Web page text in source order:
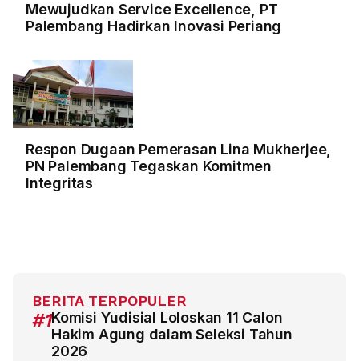
Mewujudkan Service Excellence, PT
Palembang Hadirkan Inovasi Periang
Respon Dugaan Pemerasan Lina Mukherjee,
PN Palembang Tegaskan Komitmen
Integritas
BERITA TERPOPULER
#1Komisi Yudisial Loloskan 11 Calon
Hakim Agung dalam Seleksi Tahun
2026